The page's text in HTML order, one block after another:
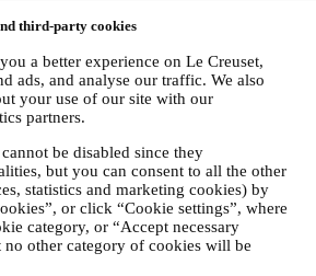
third-party cookies
a better experience on Le Creuset,
ads, and analyse our traffic. We also
your use of our site with our
partners.
be disabled since they
but you can consent to all the other
statistics and marketing cookies) by
or click “Cookie settings”, where
category, or “Accept necessary
no other category of cookies will be
de tarjetas de pago, detección de
Ocasionalmente, es posible que
en contacto con usted por razones
Por ejemplo, para enviarle la
compra. También utilizaremos sus datos
a sus solicitudes enviadas a través
del sitio web u otros canales. Esta
es necesaria para permitirnos
servicios.
SOBRE NOTICIAS U OFERTAS
DE LE CREUSET. Si usted
para que lo hagamos (por ejemplo,